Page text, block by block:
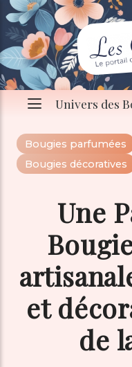
Univers des
Bougies parfumées
Bougies décoratives
Une
et
de